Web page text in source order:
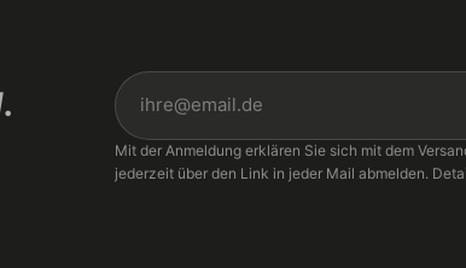
Mit der Anmeldung erklären Sie sich mit dem
jederzeit über den Link in jeder Mail abmelden.